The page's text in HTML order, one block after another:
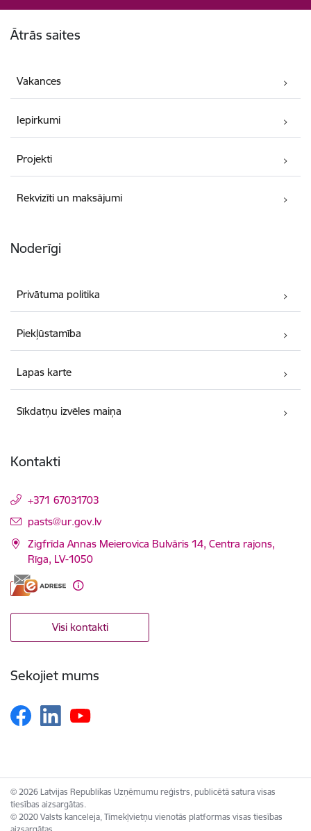
Ātrās saites
Vakances
Iepirkumi
Projekti
Rekvizīti un maksājumi
Noderīgi
Privātuma politika
Piekļūstamība
Lapas karte
Sīkdatņu izvēles maiņa
Kontakti
+371 67031703
E-pasts:
pasts@ur.gov.lv
Zigfrīda Annas Meierovica Bulvāris 14, Centra rajons,
Rīga, LV-1050
Visi kontakti
Sekojiet mums
© 2026 Latvijas Republikas Uzņēmumu reģistrs, publicētā satura visas
tiesības aizsargātas.
© 2020 Valsts kanceleja, Tīmekļvietņu vienotās platformas visas tiesības